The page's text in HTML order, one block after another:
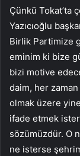
Çünkü Tokat’ta
Yazıcıoğlu
Birlik Partimize
eminim ki bize
bizi motive
daim, her zaman
olmak üzere
ifade etmek
sözümüzdür. O
ne isterse